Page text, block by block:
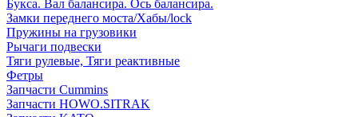
Букса. Вал балансира. Ось балансира.
Замки переднего моста/Хабы/lock
Пружины на грузовики
Рычаги подвески
Тяги рулевые, Тяги реактивные
Фетры
Запчасти Cummins
Запчасти HOWO.SITRAK